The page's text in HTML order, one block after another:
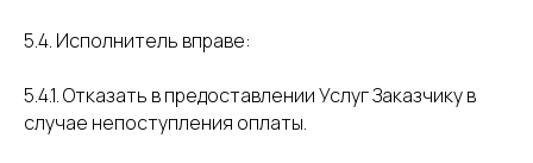
5.4. Исполнитель вправе:
5.4.1. Отказать в предоставлении Услуг Заказчику в
случае непоступления оплаты.